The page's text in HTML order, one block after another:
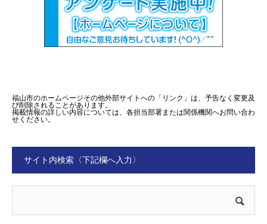
福山市のホームページその他外部サイトへの「リンク」は、予告なく変更及
び削除されることがあります。
掲載情報の詳しい内容については、各担当部署または関係機関へお問い合わ
せください。
サイト内検索〈下記欄へ入力〉